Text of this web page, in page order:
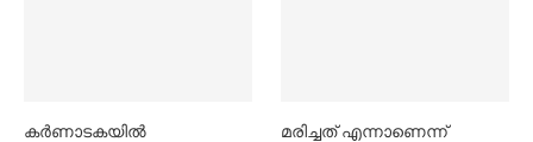
കര്‍ണാടകയില്‍
മരിച്ചത് എന്നാണെന്ന്